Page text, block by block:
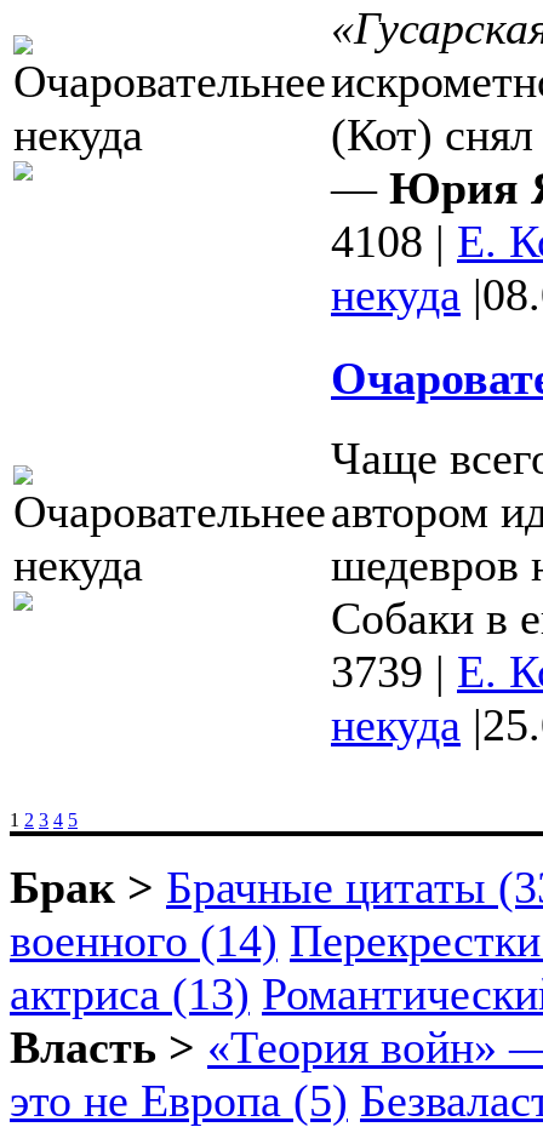
(Кот)
— Юрия
4108 | Е.
некуда |
Чаще
автором
шедевров
Собаки в
3739 | Е.
некуда |
1 2 3 4 5
Брак > Брачные цитаты
военного (14)
актриса (13)
Власть > «Теория войн»
это не Европа (5)